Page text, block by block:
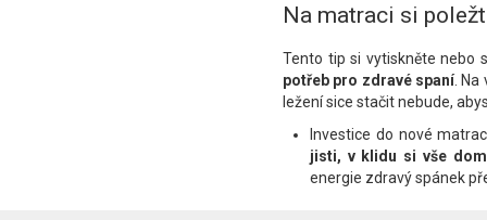
Na matraci si
Tento tip si vytiskněte nebo
potřeb pro zdravé spaní. Na
ležení sice stačit nebude,
Investice do nové
jisti, v klidu si vše
energie zdravý spánek